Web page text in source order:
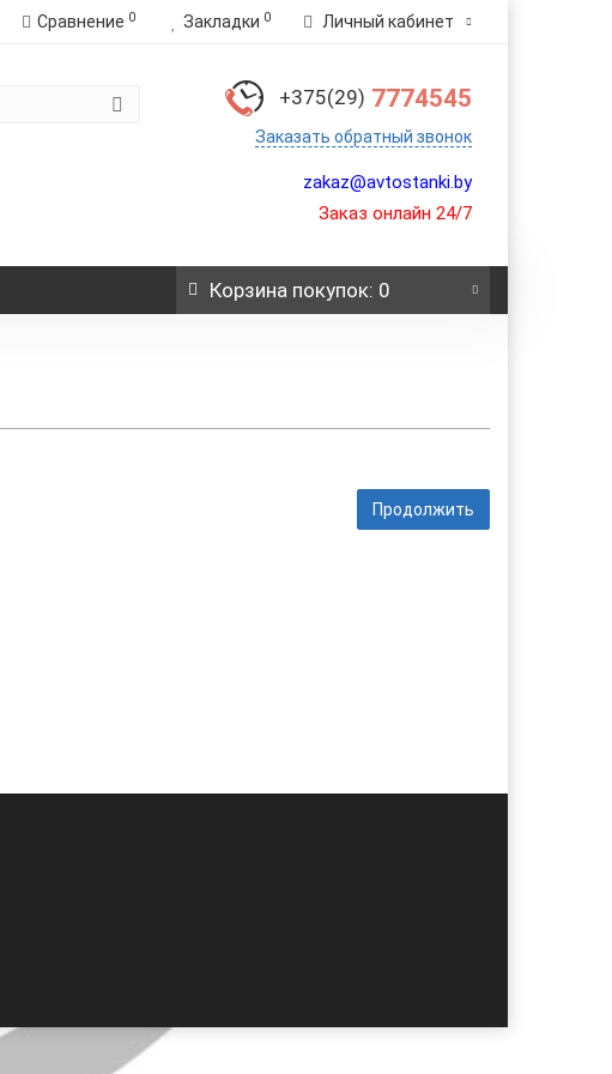
Сравнение 0 Закладки 0 Личный кабинет
+375(29) 7774545
Заказать обратный звонок
zakaz@avtostanki.by
Заказ онлайн 24/7
Корзинапокупок: 0
Продолжить